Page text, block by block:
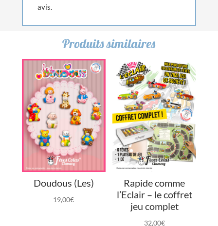
avis.
Produits similaires
Doudous (Les)
19,00€
Rapide comme
l’Eclair – le coffret
jeu complet
32,00€